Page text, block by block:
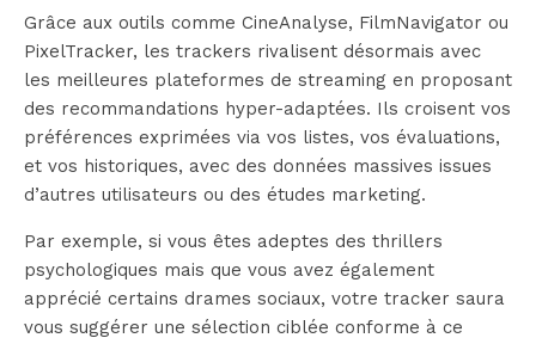
Grâce aux outils comme CineAnalyse, FilmNavigator ou
PixelTracker, les trackers rivalisent désormais avec
les meilleures plateformes de streaming en proposant
des recommandations hyper-adaptées. Ils croisent vos
préférences exprimées via vos listes, vos évaluations,
et vos historiques, avec des données massives issues
d’autres utilisateurs ou des études marketing.
Par exemple, si vous êtes adeptes des thrillers
psychologiques mais que vous avez également
apprécié certains drames sociaux, votre tracker saura
vous suggérer une sélection ciblée conforme à ce